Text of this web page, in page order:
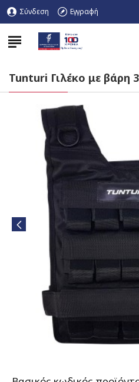
Σύνδεση Εγγραφή
Tunturi Γιλέκο με βάρη